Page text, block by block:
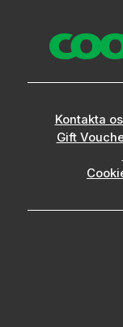
Kontakta
Gift